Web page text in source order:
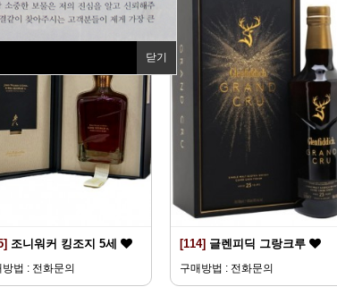
닫기
조니워커 킹조지 5세
방법 : 전화문의
[114] 글렌피딕 그랑크루
구매방법 : 전화문의